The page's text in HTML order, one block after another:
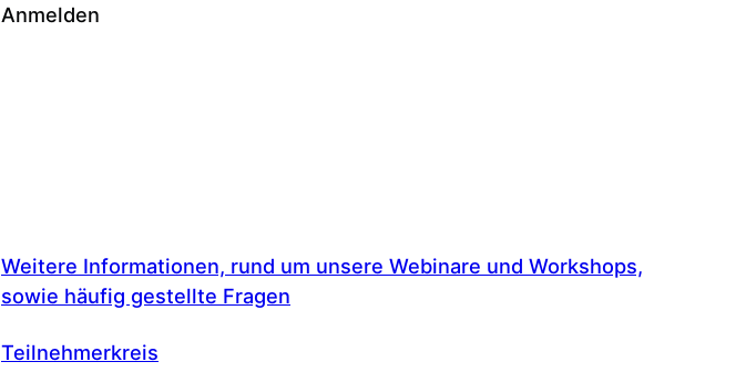
Anmelden
Weitere Informationen, rund um unsere Webinare und Workshops,
sowie häufig gestellte Fragen
Teilnehmerkreis